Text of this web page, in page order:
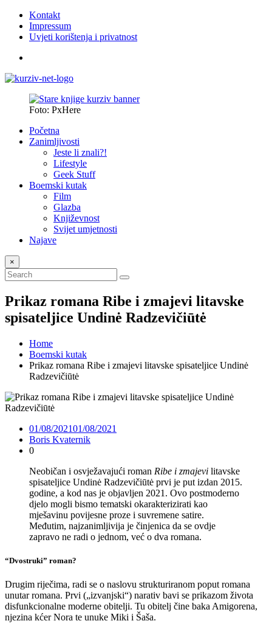
Kontakt
Impressum
Uvjeti korištenja i privatnost
Foto: PxHere
Početna
Zanimljivosti
Jeste li znali?!
Lifestyle
Geek Stuff
Boemski kutak
Film
Glazba
Književnost
Svijet umjetnosti
Najave
×
Prikaz romana Ribe i zmajevi litavske
spisateljice Undinė Radzevičiūtė
Home
Boemski kutak
Prikaz romana Ribe i zmajevi litavske spisateljice Undinė
Radzevičiūtė
01/08/202101/08/2021
Boris Kvaternik
0
Neobičan i osvježavajući roman Ribe i zmajevi litavske
spisateljice Undinė Radzevičiūtė prvi je put izdan 2015.
godine, a kod nas je objavljen 2021. Ovo postmoderno
djelo mogli bismo tematski okarakterizirati kao
mješavinu povijesne proze i suvremene satire.
Međutim, najzanimljivija je činjenica da se ovdje
zapravo ne radi o jednom, već o dva romana.
“Dvostruki” roman?
Drugim riječima, radi se o naslovu strukturiranom poput romana
unutar romana. Prvi („izvanjski“) narativ bavi se prikazom života
disfunkcionalne moderne obitelji. Tu obitelj čine baka Amigorena,
njezina kćer Nora te unuke Miki i Šaša.